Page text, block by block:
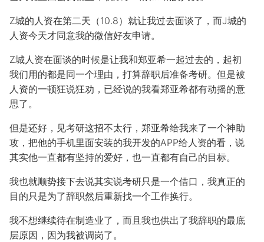
Z城的人资在第二天（10.8）就让我过去面谈了，而J城的
人资今天才同意我的微信好友申请。
Z城人资在面谈的时候是让我和郑亚希一起过去的，起初
我们用的都是同一个理由，打算辞职后准备考研。但是被
人资的一顿狂说狂劝，已经说的我看郑亚希都有动摇的意
思了。
但是还好，见考研这招不太行，郑亚希给我来了一个神助
攻，把他的手机里面安装的我开发的APP给人资的看，说
其实他一直都有坚持的爱好，也一直都有自己的目标。
我也就顺势接下去说其实说考研只是一个借口，我真正的
目的只是为了辞职然后重新找一个工作换行。
我不想继续待在制造业了，而且我也供出了我辞职的最底
层原因，因为我被调岗了。